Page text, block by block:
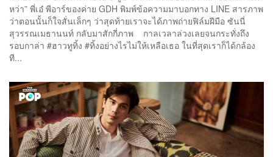
หว่า” พี่เอ๋ พีอาร์ของค่าย GDH พิมพ์ข้อความมาบอกทาง LINE สารภาพ
ว่าตอนนั้นก็ใจสั่นเล็กๆ ว่าสุดท้ายเราจะได้ภาพถ่ายฟิล์มฝีมือ ซันนี่
สุวรรณเมธานนท์ กลับมาสักกี่ภาพ กาลเวลาล่วงเลยจนกระทั่งถึง
รอบกาล่า #ฮาวทูทิ้ง #ทิ้งอย่างไรไม่ให้เหลือเธอ ในที่สุดเราก็ได้กล้อง
ที...